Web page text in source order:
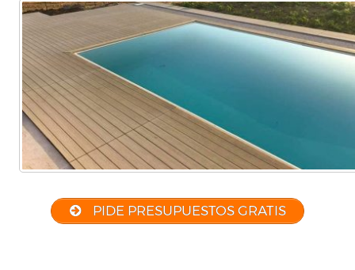
PIDE PRESUPUESTOS GRATIS